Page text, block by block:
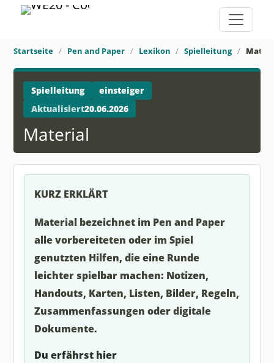
Startseite Pen and Paper Lexikon Spielleitung
Spielleitung
einsteiger
Aktualisiert20.06.2026
Material
KURZ ERKLÄRT
Material bezeichnet im Pen and Paper
alle vorbereiteten oder im Spiel
genutzten Hilfen, die eine Runde
leichter spielbar machen: Notizen,
Handouts, Karten, Listen, Bilder, Regeln,
Zusammenfassungen oder digitale
Dokumente.
Du erfährst hier